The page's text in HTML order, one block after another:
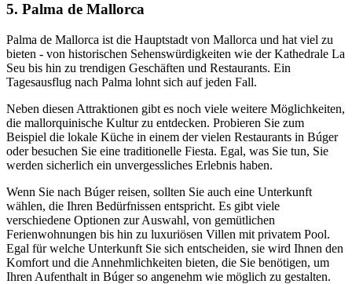
5. Palma de Mallorca
Palma de Mallorca ist die Hauptstadt von Mallorca und hat viel zu
bieten - von historischen Sehenswürdigkeiten wie der Kathedrale La
Seu bis hin zu trendigen Geschäften und Restaurants. Ein
Tagesausflug nach Palma lohnt sich auf jeden Fall.
Neben diesen Attraktionen gibt es noch viele weitere Möglichkeiten,
die mallorquinische Kultur zu entdecken. Probieren Sie zum
Beispiel die lokale Küche in einem der vielen Restaurants in Búger
oder besuchen Sie eine traditionelle Fiesta. Egal, was Sie tun, Sie
werden sicherlich ein unvergessliches Erlebnis haben.
Wenn Sie nach Búger reisen, sollten Sie auch eine Unterkunft
wählen, die Ihren Bedürfnissen entspricht. Es gibt viele
verschiedene Optionen zur Auswahl, von gemütlichen
Ferienwohnungen bis hin zu luxuriösen Villen mit privatem Pool.
Egal für welche Unterkunft Sie sich entscheiden, sie wird Ihnen den
Komfort und die Annehmlichkeiten bieten, die Sie benötigen, um
Ihren Aufenthalt in Búger so angenehm wie möglich zu gestalten.